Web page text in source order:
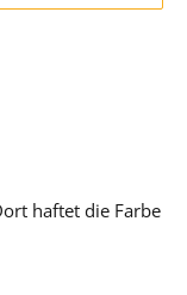
haftet die Farbe